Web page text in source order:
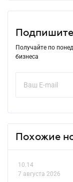
Получайте по
бизнеса
Похожие
10.14
7 августа 2026